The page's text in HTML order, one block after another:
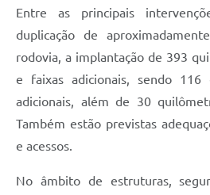
Entre as principais
duplicação de
rodovia, a implantação de 393
e faixas adicionais, sendo 116
adicionais, além de 30
Também estão previstas
e acessos.
No âmbito de estruturas,